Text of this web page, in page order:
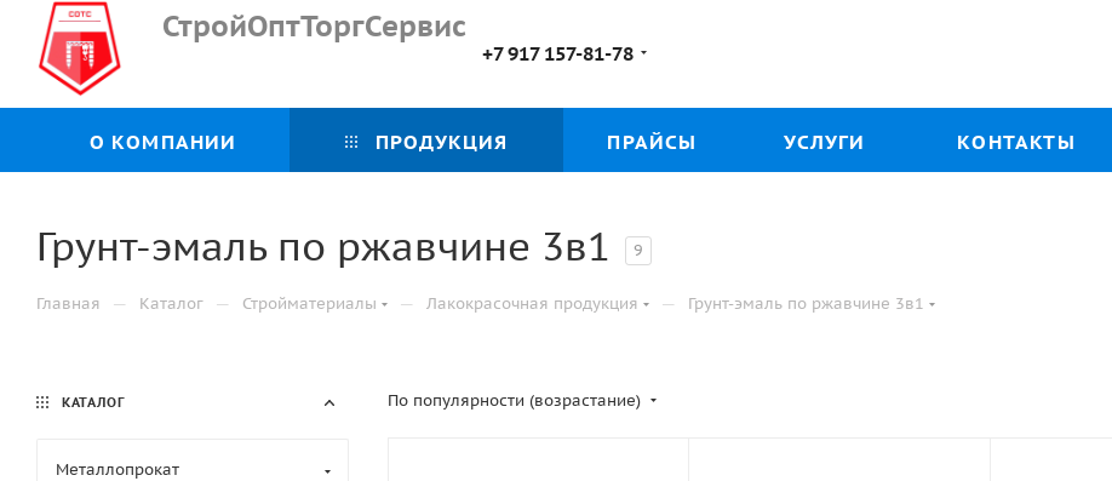
СтройОптТоргСервис
+7 917 157-81-78
О КОМПАНИИ ПРОДУКЦИЯ ПРАЙСЫ УСЛУГИ КОНТАКТЫ
Грунт-эмаль по ржавчине 3в1 9
Главная — Каталог — Стройматериалы — Лакокрасочная продукция — Грунт-эмаль по ржавчине 3в1
По популярности (возрастание)
КАТАЛОГ
Металлопрокат